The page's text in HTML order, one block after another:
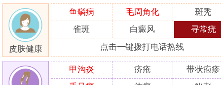
皮肤健康
鱼鳞病 毛周角化
斑秃
雀斑
白癜风 寻常疣
点击一键拨打电话热线
甲沟炎 疥疮
带状疱疹